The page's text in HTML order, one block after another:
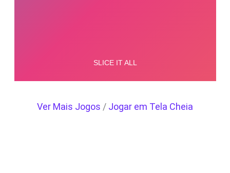
Ver Mais Jogos / Jogar em Tela Cheia